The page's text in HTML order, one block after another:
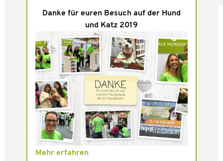
Danke für euren Besuch auf der Hund
und Katz 2019
Mehr erfahren